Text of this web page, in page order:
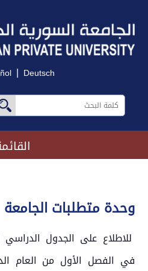
| Deutsch
وحدة متطلبات الجامعة
للاطلاع على الجدول الدراسي